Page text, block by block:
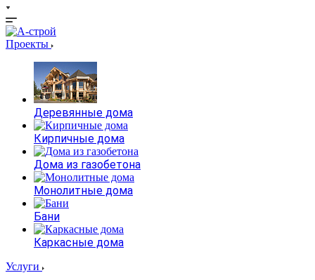
Проекты
Деревянные дома
Кирпичные дома
Дома из газобетона
Монолитные дома
Бани
Каркасные дома
Услуги